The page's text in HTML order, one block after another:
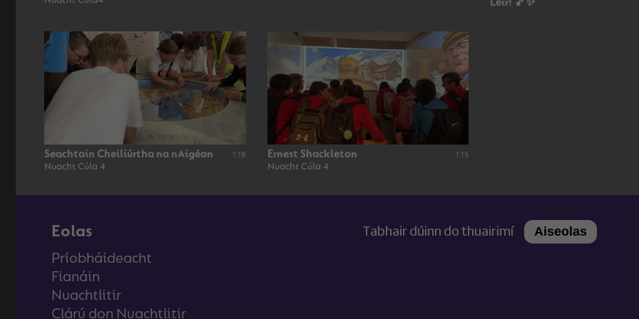
Léir! 🎵✨
Seachtain Cheiliúrtha na nAigéan
Nuacht Cúla 4
1:18 Ernest Shackleton
Nuacht Cúla 4
1:15
Tabhair dúinn do thuairimí Aiseolas
Eolas
Príobháideacht
Fianáin
Nuachtlitir
Clárú don Nuachtlitir